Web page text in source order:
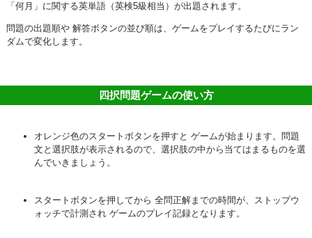
「何月」に関する英単語（英検5級相当）が出題されます。
問題の出題順や 解答ボタンの並び順は、ゲームをプレイするたびにラン
ダムで変化します。
四択問題ゲームの使い方
オレンジ色のスタートボタンを押すと ゲームが始まります。問題
文と選択肢が表示されるので、選択肢の中から当てはまるものを選
んでいきましょう。
スタートボタンを押してから 全問正解までの時間が、ストップウ
ォッチで計測され ゲームのプレイ記録となります。